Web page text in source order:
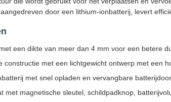
door een lithium-ionbatterij, levert
een dikte van meer dan 4 mm voor een betere
constructie met een lichtgewicht ontwerp met een
met snel opladen en vervangbare
met magnetische sleutel, schildpadknop,